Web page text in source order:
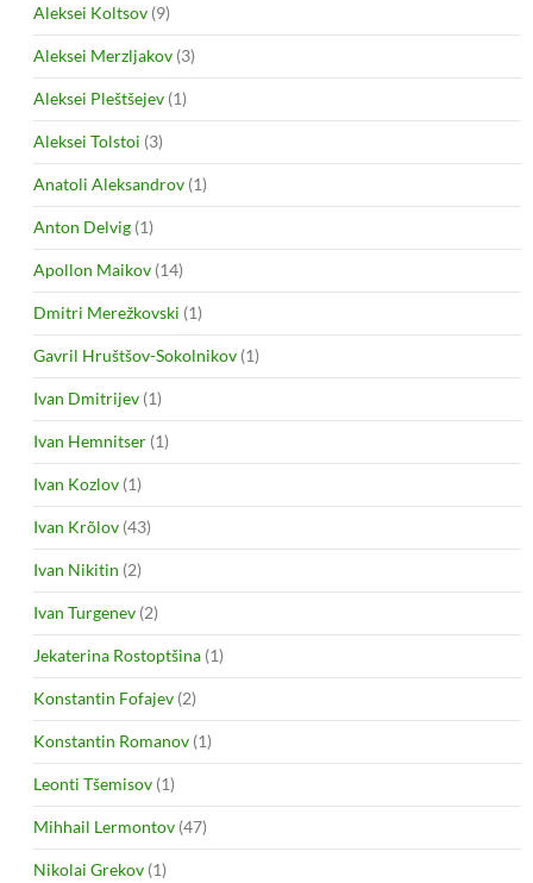
Aleksei Koltsov (9)
Aleksei Merzljakov (3)
Aleksei Pleštšejev (1)
Aleksei Tolstoi (3)
Anatoli Aleksandrov (1)
Anton Delvig (1)
Apollon Maikov (14)
Dmitri Merežkovski (1)
Gavril Hruštšov-Sokolnikov (1)
Ivan Dmitrijev (1)
Ivan Hemnitser (1)
Ivan Kozlov (1)
Ivan Krõlov (43)
Ivan Nikitin (2)
Ivan Turgenev (2)
Jekaterina Rostoptšina (1)
Konstantin Fofajev (2)
Konstantin Romanov (1)
Leonti Tšemisov (1)
Mihhail Lermontov (47)
Nikolai Grekov (1)